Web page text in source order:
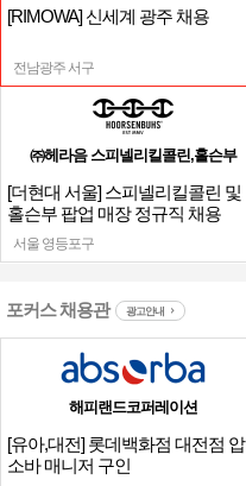
[RIMOWA] 신세계 광주 채용
전남광주 서구
㈜헤라음 스피넬리킬콜린,홀슨부
[더현대 서울] 스피넬리킬콜린 및
홀슨부 팝업 매장 정규직 채용
서울 영등포구
포커스 채용관 광고안내
해피랜드코퍼레이션
[유아,대전] 롯데백화점 대전점 압
소바 매니저 구인